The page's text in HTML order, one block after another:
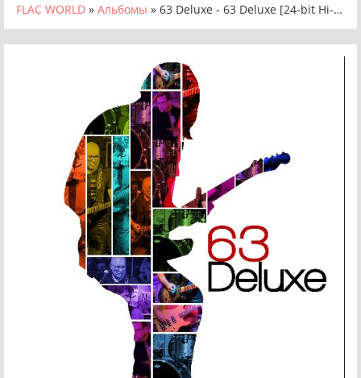
FLAC WORLD » Альбомы » 63 Deluxe - 63 Deluxe [24-bit Hi-Res] (2024) FLAC